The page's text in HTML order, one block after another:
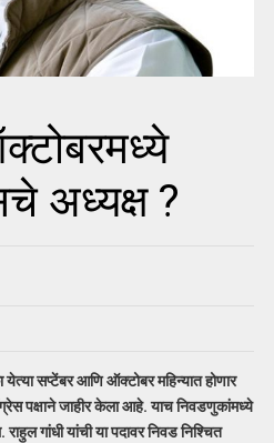
अध्यक्ष ?
सप्टेंबर आणि ऑक्टोबर महिन्यात होणार
पक्षाने जाहीर केला आहे. याच निवडणुकांमध्ये
गांधी यांची या पदावर निवड निश्चित